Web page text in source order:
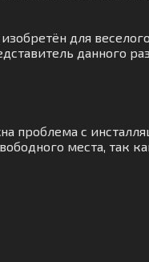
для
данного
проблема с
места, так